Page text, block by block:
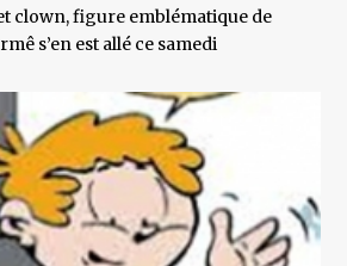
clown, figure emblématique de
s’en est allé ce samedi